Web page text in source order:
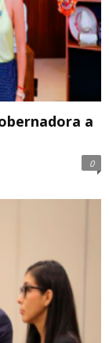
a
0